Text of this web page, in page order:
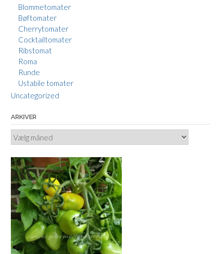
Blommetomater
Bøftomater
Cherrytomater
Cocktailtomater
Ribstomat
Roma
Runde
Ustabile tomater
Uncategorized
ARKIVER
Arkiver